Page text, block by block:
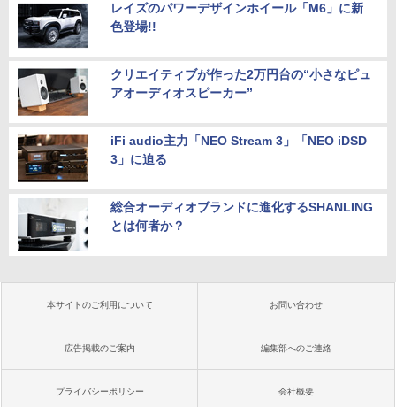
レイズのパワーデザインホイール「M6」に新
色登場!!
クリエイティブが作った2万円台の“小さなピュ
アオーディオスピーカー”
iFi audio主力「NEO Stream 3」「NEO iDSD
3」に迫る
総合オーディオブランドに進化するSHANLING
とは何者か？
本サイトのご利用について お問い合わせ
広告掲載のご案内 編集部へのご連絡
プライバシーポリシー 会社概要